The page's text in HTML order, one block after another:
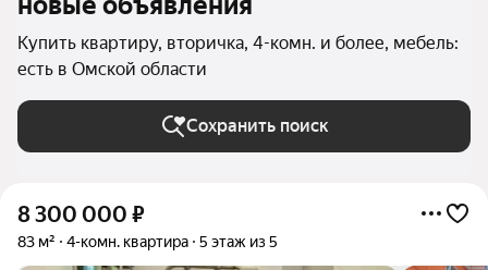
Купить квартиру, вторичка, 4-комн. и более, мебель:
есть в Омской области
Сохранить поиск
8 300 000 ₽
83 м² 4-комн. квартира 5 этаж из 5